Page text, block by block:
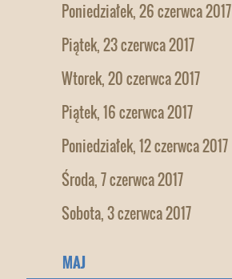
Poniedziałek, 26 czerwca 2017
Piątek, 23 czerwca 2017
Wtorek, 20 czerwca 2017
Piątek, 16 czerwca 2017
Poniedziałek, 12 czerwca 2017
Środa, 7 czerwca 2017
Sobota, 3 czerwca 2017
MAJ